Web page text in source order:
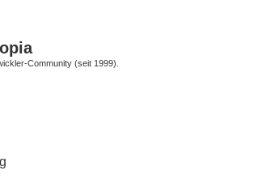
Community (seit 1999).